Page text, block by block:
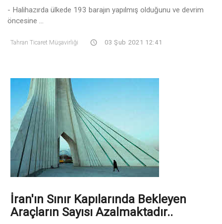
- Halihazırda ülkede 193 barajın yapılmış olduğunu ve devrim
öncesine ...
Tahran Ticaret Müşavirliği 03 Şub 2021 12:41
İran'ın Sınır Kapılarında Bekleyen
Araçların Sayısı Azalmaktadır..